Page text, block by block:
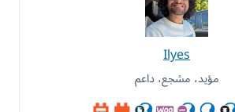
Ilyes
مؤيد، مشجع، داعم